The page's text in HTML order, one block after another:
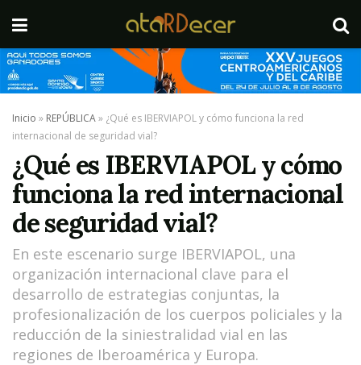
Inicio » REPÚBLICA» ¿Qué es IBERVIAPOL y cómo funciona la red
internacional de seguridad vial?
¿Qué es IBERVIAPOL y cómo
funciona la red internacional
de seguridad vial?
En este escenario surge IBERVIAPOL, una
organización internacional clave para el
desarrollo de estrategias conjuntas, la
profesionalización de los cuerpos policiales y la
reducción de la siniestralidad vial en las
regiones de Iberoamérica y Europa.